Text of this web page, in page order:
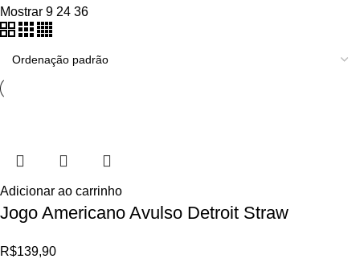
Mostrar 9 24 36
Adicionar ao carrinho
Jogo Americano Avulso Detroit Straw
R$139,90